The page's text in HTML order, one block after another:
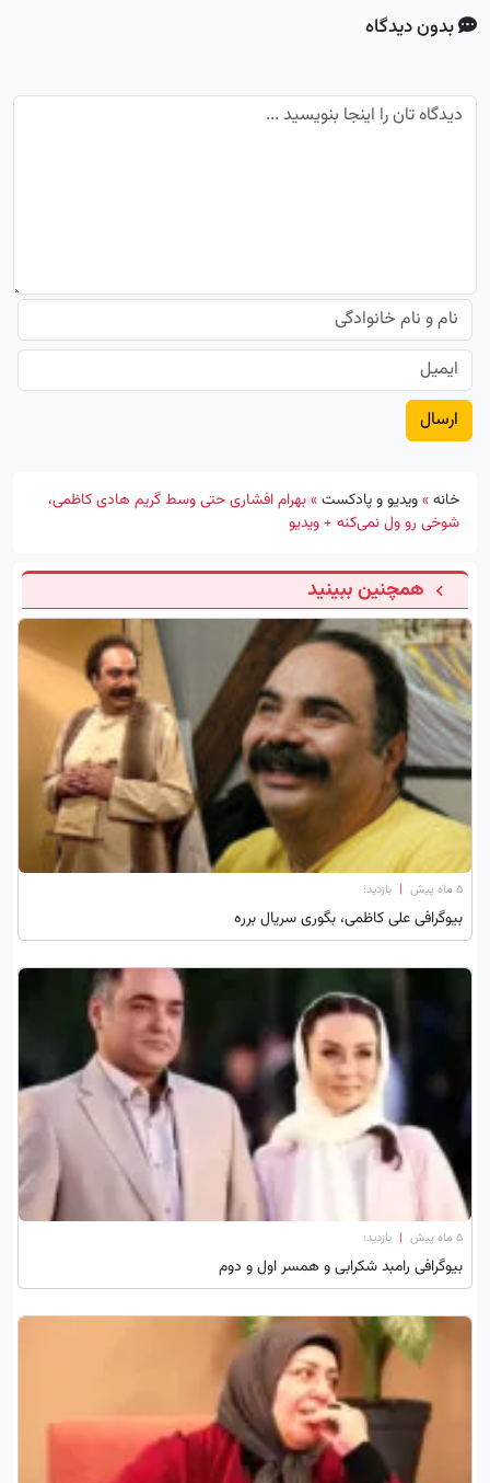
بدون دیدگاه
خانه»ویدیو و پادکست»بهرام افشاری حتی وسط گریم هادی کاظمی،
شوخی رو ول نمی‌کنه + ویدیو
همچنین ببینید
۵ ماه پیش | بازدید:
بیوگرافی علی کاظمی، بگوری سریال برره
۵ ماه پیش | بازدید:
بیوگرافی رامبد شکرابی و همسر اول و دوم